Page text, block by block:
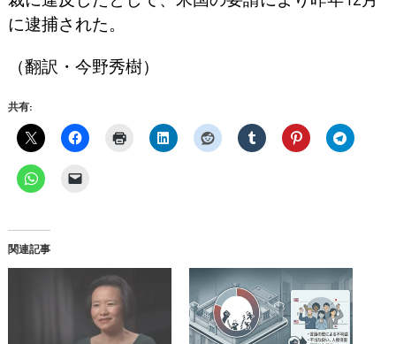
に逮捕された。
（翻訳・今野秀樹）
共有:
関連記事